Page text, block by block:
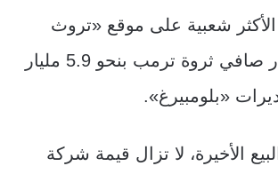
شعبية على موقع «تروث
سوشيال». تُقدر صافي ثروة ترمب بنحو 5.9 مليار
«بلومبيرغ».
الأخيرة، لا تزال قيمة شركة